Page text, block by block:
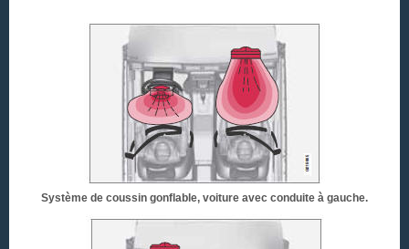
Système de coussin gonflable, voiture avec conduite à gauche.